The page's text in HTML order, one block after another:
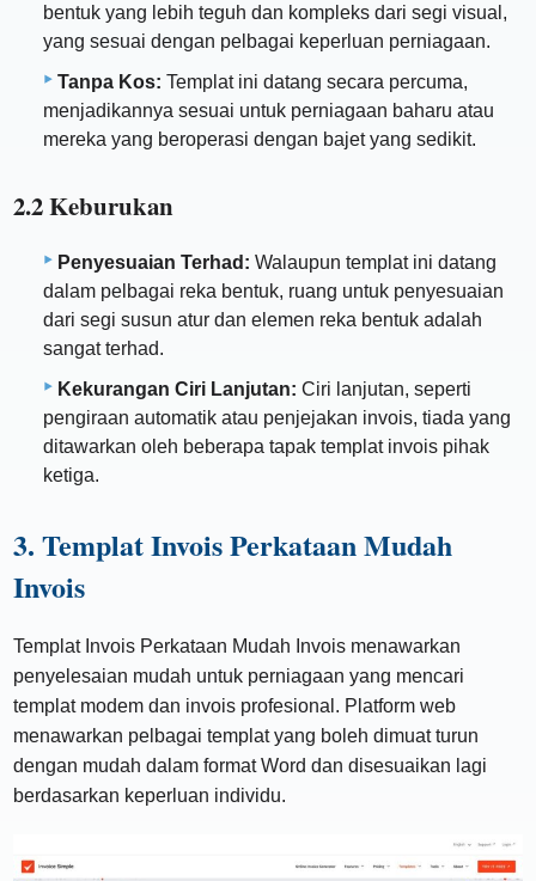
bentuk yang lebih teguh dan kompleks dari segi visual,
yang sesuai dengan pelbagai keperluan perniagaan.
Tanpa Kos: Templat ini datang secara percuma,
menjadikannya sesuai untuk perniagaan baharu atau
mereka yang beroperasi dengan bajet yang sedikit.
2.2 Keburukan
Penyesuaian Terhad: Walaupun templat ini datang
dalam pelbagai reka bentuk, ruang untuk penyesuaian
dari segi susun atur dan elemen reka bentuk adalah
sangat terhad.
Kekurangan Ciri Lanjutan: Ciri lanjutan, seperti
pengiraan automatik atau penjejakan invois, tiada yang
ditawarkan oleh beberapa tapak templat invois pihak
ketiga.
3. Templat Invois Perkataan Mudah
Invois
Templat Invois Perkataan Mudah Invois menawarkan
penyelesaian mudah untuk perniagaan yang mencari
templat modem dan invois profesional. Platform web
menawarkan pelbagai templat yang boleh dimuat turun
dengan mudah dalam format Word dan disesuaikan lagi
berdasarkan keperluan individu.